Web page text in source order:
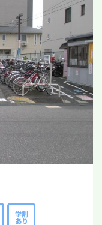
学割
あり